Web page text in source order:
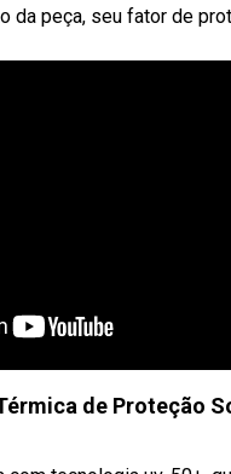
da peça, seu fator de
de Proteção